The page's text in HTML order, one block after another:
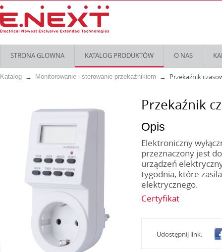
STRONA GLOWNA KATALOG PRODUKTÓW O NAS
Katalog Monitorowanie i sterowanie przekaźnikiem Przekaźnik
Przekaźnik
Opis
Elektroniczny
przeznaczony jest
urządzeń
tygodnia, które
elektrycznego.
Certyfikat
Udostępnij link: